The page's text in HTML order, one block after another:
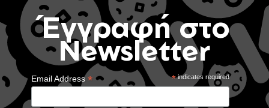
Έγγραφή στο
Newsletter
*indicates required
Email Address*